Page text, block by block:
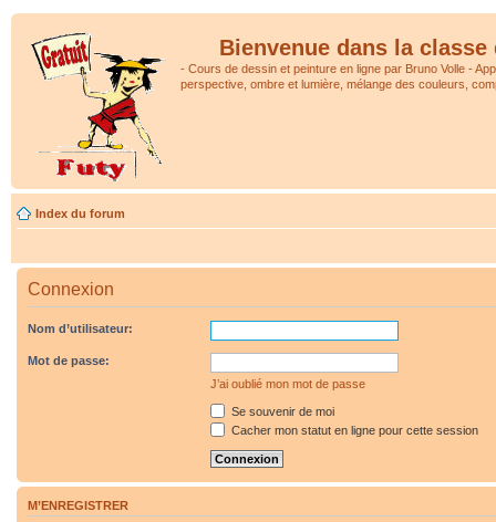
Bienvenue dans la
- Cours de dessin et peinture en ligne par Bruno Volle -
perspective, ombre et lumière, mélange des couleurs,
Index du forum
Connexion
Nom d’utilisateur:
Mot de passe:
J’ai oublié mon mot de passe
Se souvenir de moi
Cacher mon statut en ligne pour cette session
M’ENREGISTRER